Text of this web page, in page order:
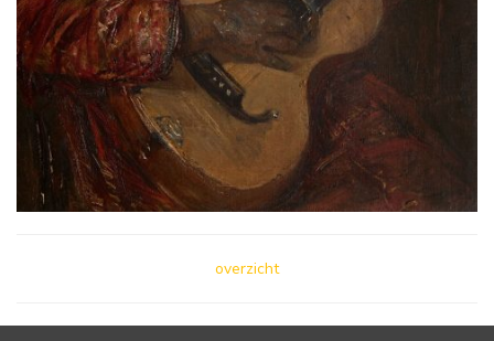
overzicht